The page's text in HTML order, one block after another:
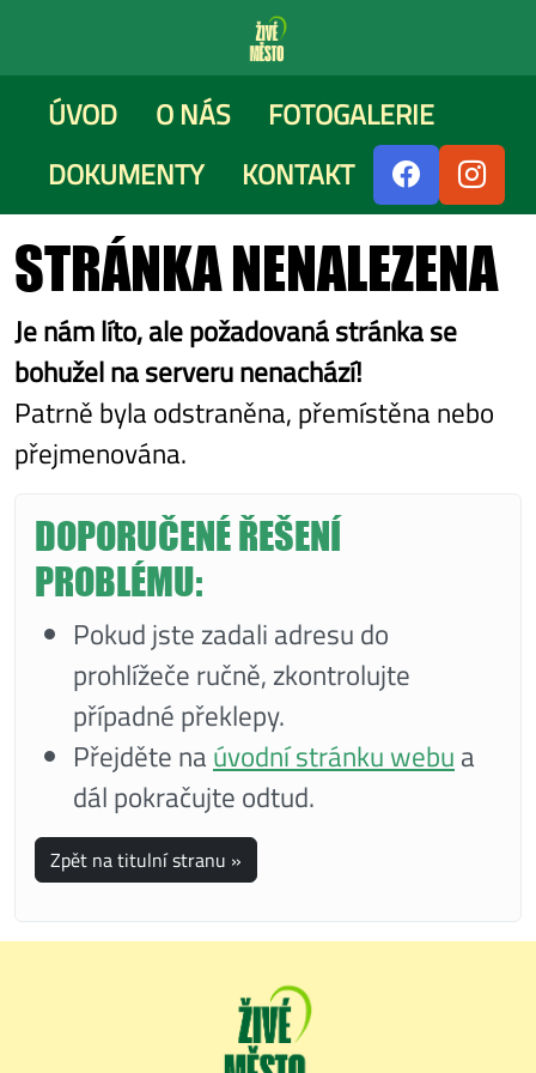
ÚVOD O NÁS
FOTOGALERIE
DOKUMENTY
KONTAKT
STRÁNKA NENALEZENA
Je nám líto, ale požadovaná stránka se
bohužel na serveru nenachází!
Patrně byla odstraněna, přemístěna nebo
přejmenována.
DOPORUČENÉ ŘEŠENÍ
PROBLÉMU:
Pokud jste zadali adresu do
prohlížeče ručně, zkontrolujte
případné překlepy.
Přejděte na úvodní stránku webu a
dál pokračujte odtud.
Zpět na titulní stranu »